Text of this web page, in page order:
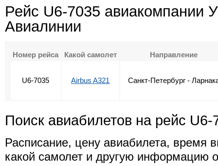
Рейс U6-7035 авиакомпании
Авиалинии
Номер рейса Какой самолет Направление
U6-7035 Airbus A321 Санкт-Петербург -
Поиск авиабилетов на рейс U6-
Расписание, цену авиабилета, время
какой самолет и другую информацию